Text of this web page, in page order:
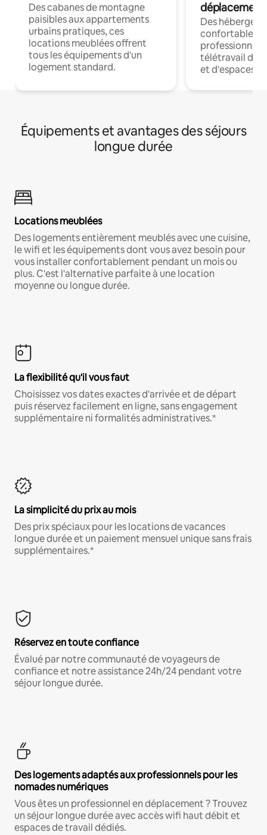
Des cabanes de montagne
paisibles aux appartements
urbains pratiques, ces
locations meublées offrent
tous les équipements d'un
logement standard.
déplacement
Des
confortables
professionnels
télétravail
et d'espaces
Équipements et avantages des séjours
longue durée
Locations meublées
Des logements entièrement meublés avec une cuisine,
le wifi et les équipements dont vous avez besoin pour
vous installer confortablement pendant un mois ou
plus. C'est l'alternative parfaite à une location
moyenne ou longue durée.
La flexibilité qu'il vous faut
Choisissez vos dates exactes d'arrivée et de départ
puis réservez facilement en ligne, sans engagement
supplémentaire ni formalités administratives.*
La simplicité du prix au mois
Des prix spéciaux pour les locations de vacances
longue durée et un paiement mensuel unique sans frais
supplémentaires.*
Réservez en toute confiance
Évalué par notre communauté de voyageurs de
confiance et notre assistance 24h/24 pendant votre
séjour longue durée.
Des logements adaptés aux professionnels pour les
nomades numériques
Vous êtes un professionnel en déplacement ? Trouvez
un séjour longue durée avec accès wifi haut débit et
espaces de travail dédiés.